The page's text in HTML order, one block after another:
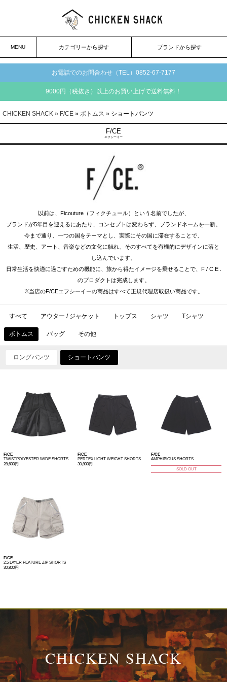
MENU カテゴリーから探す ブランドから探す
お電話でのお問合わせ（TEL）0852-67-7177
9000円（税抜き）以上のお買い上げで送料無料！
CHICKEN SHACK » F/CE » ボトムス » ショートパンツ
F/CE
エフシーイー
以前は、Ficouture（フィクチュール）という名前でしたが、
ブランドが5年目を迎えるにあたり、コンセプトは変わらず、ブランドネームを一新。
今まで通り、一つの国をテーマとし、実際にその国に滞在することで、
生活、歴史、アート、音楽などの文化に触れ、そのすべてを有機的にデザインに落と
し込んでいます。
日常生活を快適に過ごすための機能に、旅から得たイメージを乗せることで、F / C E .
のプロダクトは完成します。
※当店のF/CEエフシーイーの商品はすべて正規代理店取扱い商品です。
すべて アウター / ジャケット トップス シャツ Tシャツ
ボトムス バッグ その他
ロングパンツ ショートパンツ
F/CE
TWISTPOLYESTER WIDE SHORTS
28,600円
F/CE
PERTEX LIGHT WEIGHT SHORTS
30,800円
F/CE
AMPHIBIOUS SHORTS
SOLD OUT
F/CE
2.5 LAYER FEATURE ZIP SHORTS
30,800円
CHICKEN SHACK